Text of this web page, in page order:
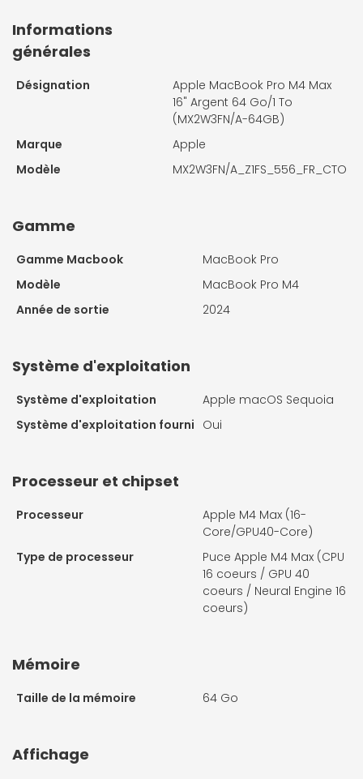
Informations
générales
Désignation
Apple MacBook Pro M4 Max
16" Argent 64 Go/1 To
(MX2W3FN/A-64GB)
Marque
Apple
Modèle
MX2W3FN/A_Z1FS_556_FR_CTO
Gamme
Gamme Macbook
MacBook Pro
Modèle
MacBook Pro M4
Année de sortie
2024
Système d'exploitation
Système d'exploitation
Apple macOS Sequoia
Système d'exploitation fourni Oui
Processeur et chipset
Processeur
Apple M4 Max (16-
Core/GPU40-Core)
Type de processeur
Puce Apple M4 Max (CPU
16 coeurs / GPU 40
coeurs / Neural Engine 16
coeurs)
Mémoire
Taille de la mémoire 64 Go
Affichage